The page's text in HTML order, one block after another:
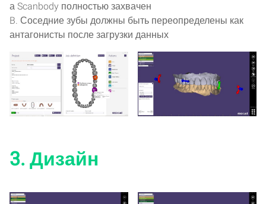
а Scanbody полностью захвачен
B. Соседние зубы должны быть переопределены как
антагонисты после загрузки данных
3. Дизайн